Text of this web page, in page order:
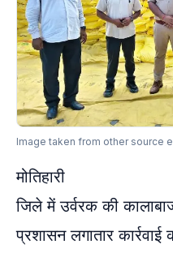
Image taken from other source
मोतिहारी
जिले में उर्वरक की
प्रशासन लगातार